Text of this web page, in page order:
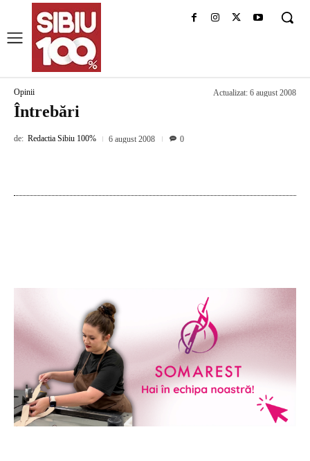
Opinii Actualizat: 6 august 2008
Întrebări
de: Redactia Sibiu 100% 6 august 2008 0